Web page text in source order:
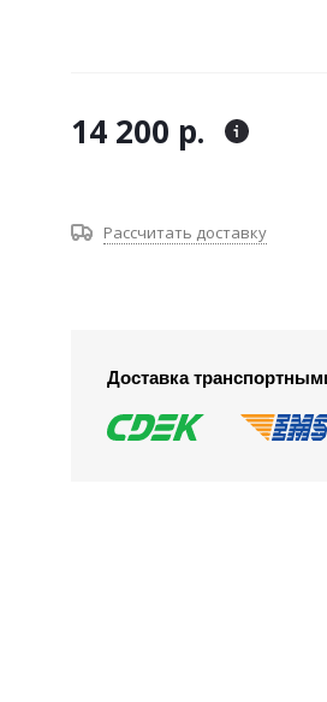
14 200 р.
Рассчитать доставку
Доставка